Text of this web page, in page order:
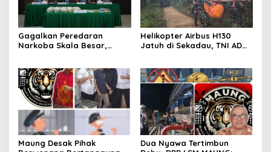
Gagalkan Peredaran
Narkoba Skala Besar,
WNA Malaysia ke BNNP
Kalbar
Helikopter Airbus H130
Jatuh di Sekadau, TNI AD
Evakuasi
Maung Desak Pihak
Dua Nyawa Tertimbun